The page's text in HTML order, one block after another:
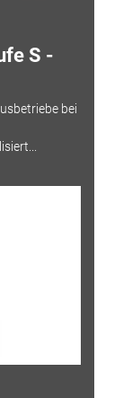
S -
bei